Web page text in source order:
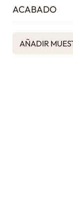
ACABADO
AÑADIR